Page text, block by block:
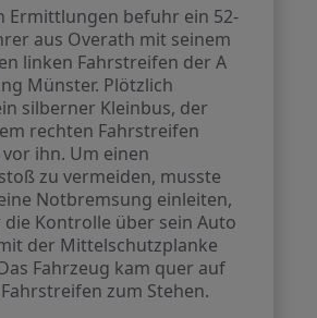
Ermittlungen befuhr ein 52-
aus Overath mit seinem
linken Fahrstreifen der A
Münster. Plötzlich
silberner Kleinbus, der
rechten Fahrstreifen
ihn. Um einen
zu vermeiden, musste
Notbremsung einleiten,
Kontrolle über sein Auto
der Mittelschutzplanke
Fahrzeug kam quer auf
zum Stehen.